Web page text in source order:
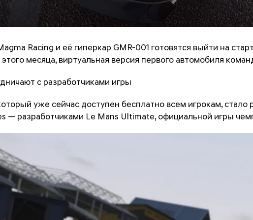
Racing и её гиперкар GMR-001 готовятся выйти на
месяца, виртуальная версия первого автомобиля
с разработчиками игры
уже сейчас доступен бесплатно всем игрокам,
— разработчиками Le Mans Ultimate, официальной игры